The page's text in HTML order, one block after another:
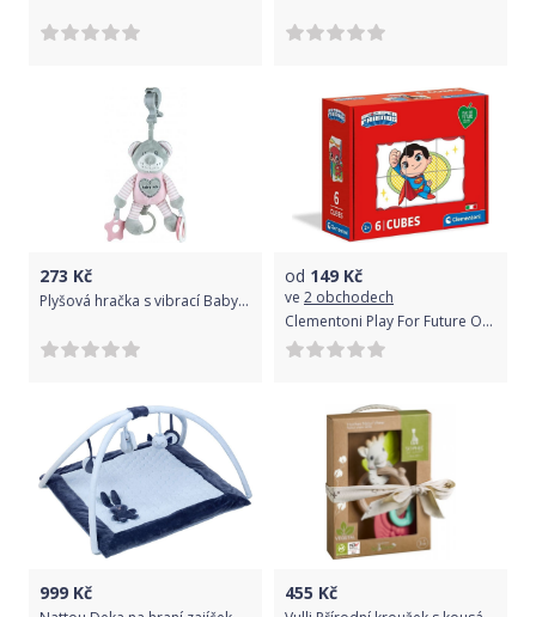
273 Kč
Plyšová hračka s vibrací Baby Mix medvěd růžový, Růžová
od 149 Kč
ve 2 obchodech
Clementoni Play For Future Obrázkové kostky Superpřátelé, 6 kostek
999 Kč 455 Kč